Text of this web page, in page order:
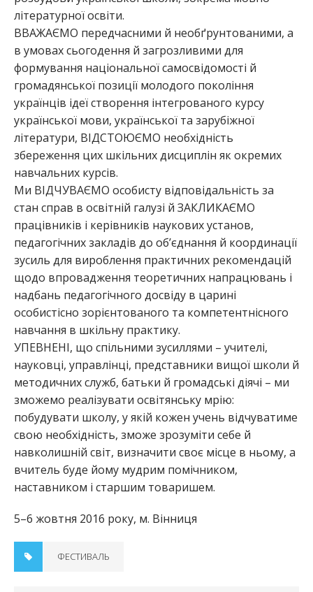
літературної освіти.
ВВАЖАЄМО передчасними й необґрунтованими, а
в умовах сьогодення й загрозливими для
формування національної самосвідомості й
громадянської позиції молодого покоління
українців ідеї створення інтегрованого курсу
української мови, української та зарубіжної
літератури, ВІДСТОЮЄМО необхідність
збереження цих шкільних дисциплін як окремих
навчальних курсів.
Ми ВІДЧУВАЄМО особисту відповідальність за
стан справ в освітній галузі й ЗАКЛИКАЄМО
працівників і керівників наукових установ,
педагогічних закладів до об’єднання й координації
зусиль для вироблення практичних рекомендацій
щодо впровадження теоретичних напрацювань і
надбань педагогічного досвіду в царині
особистісно зорієнтованого та компетентнісного
навчання в шкільну практику.
УПЕВНЕНІ, що спільними зусиллями – учителі,
науковці, управлінці, представники вищої школи й
методичних служб, батьки й громадські діячі – ми
зможемо реалізувати освітянську мрію:
побудувати школу, у якій кожен учень відчуватиме
свою необхідність, зможе зрозуміти себе й
навколишній світ, визначити своє місце в ньому, а
вчитель буде йому мудрим помічником,
наставником і старшим товаришем.
5–6 жовтня 2016 року, м. Вінниця
ФЕСТИВАЛЬ